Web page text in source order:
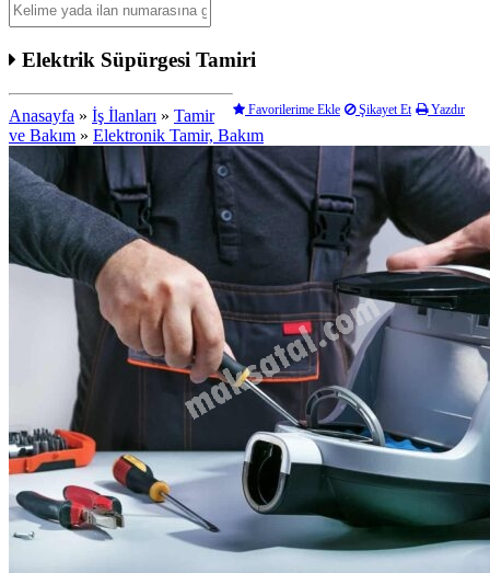
Elektrik Süpürgesi Tamiri
Favorilerime Ekle Şikayet Et Yazdır
Anasayfa » İş İlanları » Tamir
ve Bakım » Elektronik Tamir, Bakım